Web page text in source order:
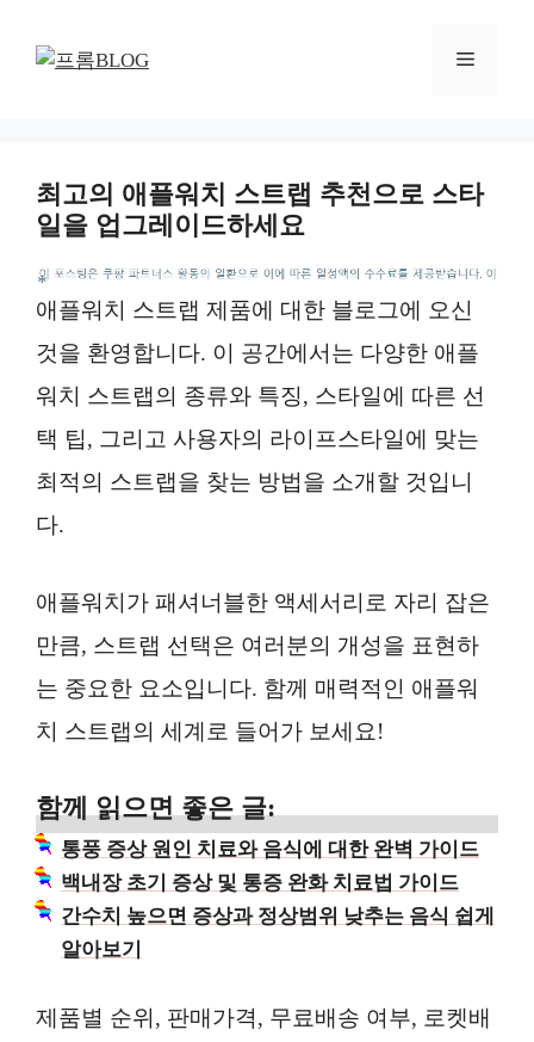
메
최고의 애플워치 스트랩 추천으로 스타
일을 업그레이드하세요
*
애플워치 스트랩 제품에 대한 블로그에 오신
것을 환영합니다. 이 공간에서는 다양한 애플
워치 스트랩의 종류와 특징, 스타일에 따른 선
택 팁, 그리고 사용자의 라이프스타일에 맞는
최적의 스트랩을 찾는 방법을 소개할 것입니
다.
애플워치가 패셔너블한 액세서리로 자리 잡은
만큼, 스트랩 선택은 여러분의 개성을 표현하
는 중요한 요소입니다. 함께 매력적인 애플워
치 스트랩의 세계로 들어가 보세요!
함께 읽으면 좋은 글:
통풍 증상 원인 치료와 음식에 대한 완벽 가이드
백내장 초기 증상 및 통증 완화 치료법 가이드
간수치 높으면 증상과 정상범위 낮추는 음식 쉽게
알아보기
제품별 순위, 판매가격, 무료배송 여부, 로켓배